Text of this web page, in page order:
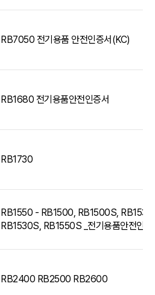
RB7050 전기용품 안전인증서(KC)
RB1680 전기용품안전인증서
RB1730
RB1550 - RB1500, RB1500S,
RB1530S, RB1550S _전기용품안전인증
RB2400 RB2500 RB2600